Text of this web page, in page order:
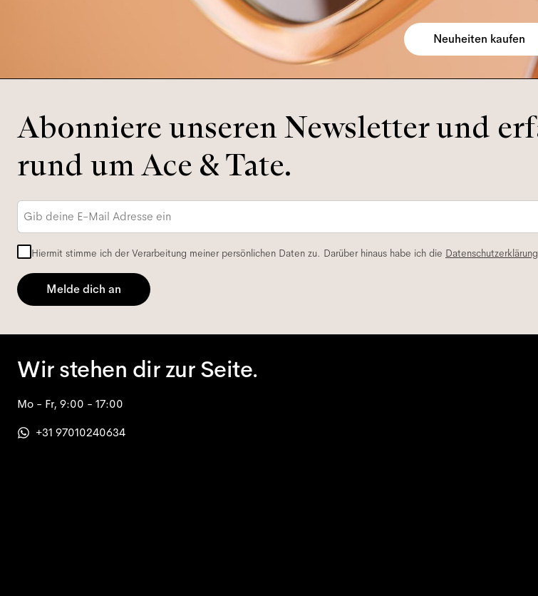
Neuheiten kaufen
Abonniere unseren Newsletter und
rund um Ace & Tate.
Adresse
Hiermit stimme ich der Verarbeitung meiner persönlichen Daten zu. Darüber hinaus habe ich die Datenschutzerklärung
Melde dich an
Wir stehen dir zur Seite.
Mo - Fr, 9:00 - 17:00
+31 97010240634